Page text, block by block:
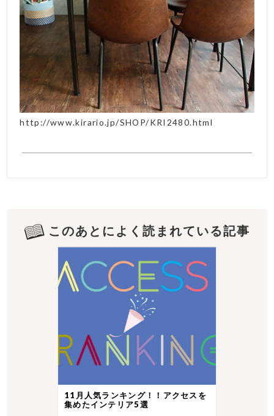
http://www.kirario.jp/SHOP/KRI2480.html
このあとによく読まれている記事
11月人気ランキング！！アクセスを
集めたインテリア5選